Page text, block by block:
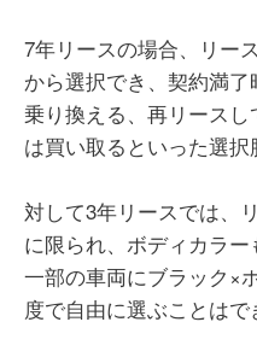
7年リースの場合、リー
から選択でき、契約満
乗り換える、再リース
は買い取るといった選択
対して3年リースでは、
に限られ、ボディカラー
一部の車両にブラック×
度で自由に選ぶことはで